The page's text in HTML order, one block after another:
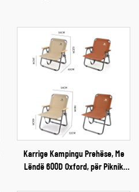
Karrige Kampingu Prehëse, Me
Lëndë 600D Oxford, për Piknik